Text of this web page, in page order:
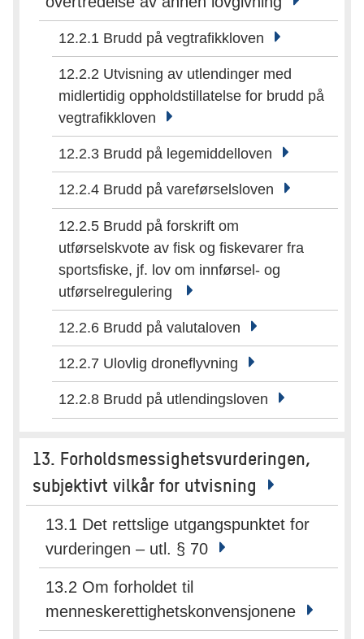
12.2.1 Brudd på vegtrafikkloven
12.2.2 Utvisning av utlendinger med
midlertidig oppholdstillatelse for brudd på
vegtrafikkloven
12.2.3 Brudd på legemiddelloven
12.2.4 Brudd på vareførselsloven
12.2.5 Brudd på forskrift om
utførselskvote av fisk og fiskevarer fra
sportsfiske, jf. lov om innførsel- og
utførselregulering
12.2.6 Brudd på valutaloven
12.2.7 Ulovlig droneflyvning
12.2.8 Brudd på utlendingsloven
13. Forholdsmessighetsvurderingen,
subjektivt vilkår for utvisning
13.1 Det rettslige utgangspunktet for
vurderingen – utl. § 70
13.2 Om forholdet til
menneskerettighetskonvensjonene